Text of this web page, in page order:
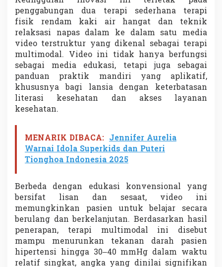
penggabungan dua terapi sederhana terapi
fisik rendam kaki air hangat dan teknik
relaksasi napas dalam ke dalam satu media
video terstruktur yang dikenal sebagai terapi
multimodal. Video ini tidak hanya berfungsi
sebagai media edukasi, tetapi juga sebagai
panduan praktik mandiri yang aplikatif,
khususnya bagi lansia dengan keterbatasan
literasi kesehatan dan akses layanan
kesehatan.
MENARIK DIBACA: Jennifer Aurelia
Warnai Idola Superkids dan Puteri
Tionghoa Indonesia 2025
Berbeda dengan edukasi konvensional yang
bersifat lisan dan sesaat, video ini
memungkinkan pasien untuk belajar secara
berulang dan berkelanjutan. Berdasarkan hasil
penerapan, terapi multimodal ini disebut
mampu menurunkan tekanan darah pasien
hipertensi hingga 30–40 mmHg dalam waktu
relatif singkat, angka yang dinilai signifikan